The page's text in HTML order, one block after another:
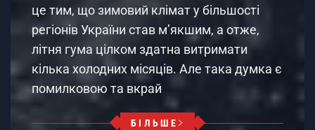
це тим, що зимовий клімат у більшості
регіонів України став м’якшим, а отже,
літня гума цілком здатна витримати
кілька холодних місяців. Але така думка є
помилковою та вкрай
БІЛЬШЕ